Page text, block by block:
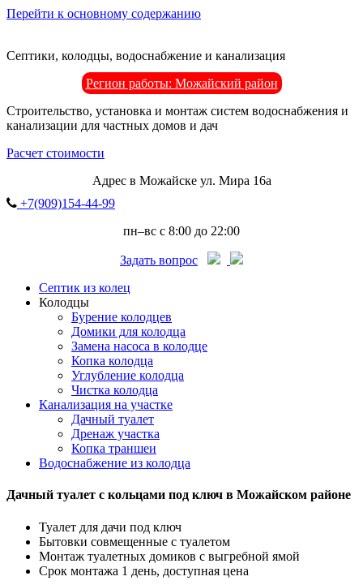
Перейти к основному содержанию
Септики, колодцы, водоснабжение и канализация
Регион работы: Можайский район
Строительство, установка и монтаж систем водоснабжения и
канализации для частных домов и дач
Расчет стоимости
Адрес в Можайске ул. Мира 16а
+7(909)154-44-99
пн–вс с 8:00 до 22:00
Задать вопрос
Септик из колец
Колодцы
Бурение колодцев
Домики для колодца
Замена насоса в колодце
Копка колодца
Углубление колодца
Чистка колодца
Канализация на участке
Дачный туалет
Дренаж участка
Копка траншеи
Водоснабжение из колодца
Дачный туалет с кольцами под ключ в Можайском районе
Туалет для дачи под ключ
Бытовки совмещенные с туалетом
Монтаж туалетных домиков с выгребной ямой
Срок монтажа 1 день, доступная цена